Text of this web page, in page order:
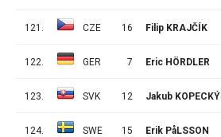
121. CZE 16 Filip KRAJČÍK
122. GER 7 Eric HÖRDLER
123. SVK 12 Jakub KOPECKÝ
124. SWE 15 Erik PåLSSON